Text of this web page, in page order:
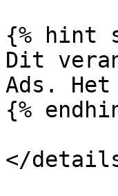
{% hint
Dit
Ads.
{%
</